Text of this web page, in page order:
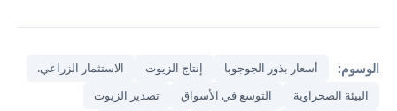
الوسوم: أسعار بذور الجوجوبا إنتاج الزيوت
الاستثمار الزراعي.
البيئة الصحراوية
التوسع في الأسواق
تصدير الزيوت